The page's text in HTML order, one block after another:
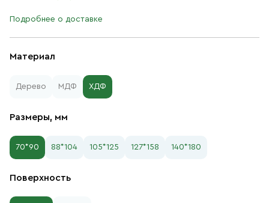
Материал
Дерево МДФ ХДФ
Размеры, мм
70*90 88*104 105*125 127*158 140*180
Поверхность
Подробнее о доставке